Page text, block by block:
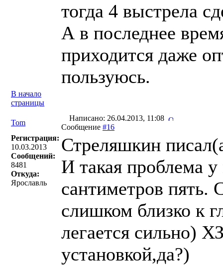
тогда 4 выстрела
А в последнее
приходится даже
пользуюсь.
В начало
страницы
Tom
Написано: 26.04.2013, 11:08
Сообщение #16
Регистрация:
10.03.2013
Сообщений:
8481
Откуда:
Ярославль
Стреляшкин
И такая проблема
сантиметров пять.
слишком близко к
легается сильно)
установкой,да?)